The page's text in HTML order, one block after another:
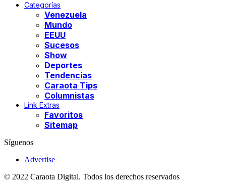
Categorías
Venezuela
Mundo
EEUU
Sucesos
Show
Deportes
Tendencias
Caraota Tips
Columnistas
Link Extras
Favoritos
Sitemap
Síguenos
Advertise
© 2022 Caraota Digital. Todos los derechos reservados